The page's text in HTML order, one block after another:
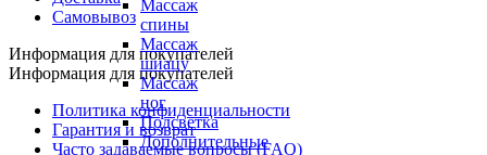
Массаж
спины
Массаж
шиацу
Массаж
ног
Подсветка
Дополнительные
Самовывоз
Информация для покупателей
Информация для покупателей
Политика конфиденциальности
Гарантия и возврат
Часто задаваемые вопросы (FAQ)